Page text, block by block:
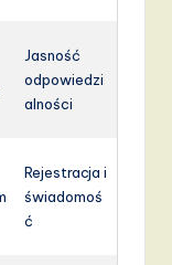
Jasność
odpowiedzi
alności
Rejestracja i
świadomoś
ć